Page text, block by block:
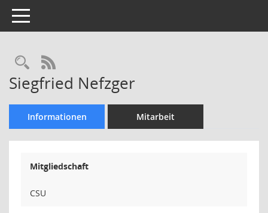
Toggle navigation
Rechercheauswahl
RSS-Feed
Siegfried Nefzger
Informationen Mitarbeit
Mitgliedschaft
CSU